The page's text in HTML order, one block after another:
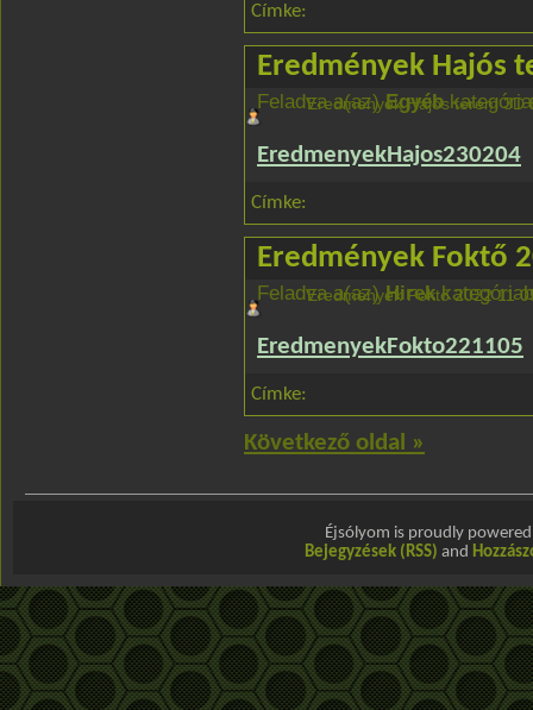
Címke:
Eredmények Hajós
Feladva a(az)Egyéb
Eredmények Hajós terem 3D
EredmenyekHajos230204
Címke:
Eredmények Foktő
Feladva a(az)Hirek
Eredmények Foktő 2022 11
EredmenyekFokto221105
Címke:
Következő oldal »
Éjsólyom is proudly
Bejegyzések (RSS) and